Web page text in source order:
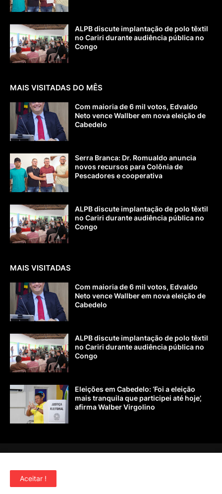
ALPB discute implantação de polo têxtil
no Cariri durante audiência pública no
Congo
MAIS VISITADAS DO MÊS
Com maioria de 6 mil votos, Edvaldo
Neto vence Wallber em nova eleição de
Cabedelo
Serra Branca: Dr. Romualdo anuncia
novos recursos para Colônia de
Pescadores e cooperativa
ALPB discute implantação de polo têxtil
no Cariri durante audiência pública no
Congo
MAIS VISITADAS
Com maioria de 6 mil votos, Edvaldo
Neto vence Wallber em nova eleição de
Cabedelo
ALPB discute implantação de polo têxtil
no Cariri durante audiência pública no
Congo
Eleições em Cabedelo: ‘Foi a eleição
mais tranquila que participei até hoje’,
afirma Walber Virgolino
Aceitar !